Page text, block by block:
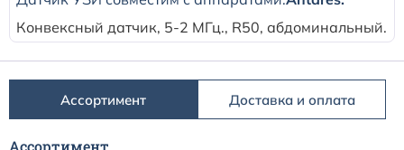
Конвексный датчик, 5-2 МГц., R50, абдоминальный.
Ассортимент Доставка и оплата
Расходные материалы к аппаратам ИВЛ Drager
Расходные материалы для ИВЛ Puritan Bennett